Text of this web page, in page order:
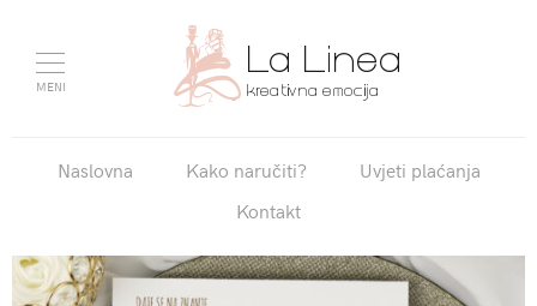
MENI
Naslovna Kako naručiti?
Uvjeti plaćanja
Kontakt